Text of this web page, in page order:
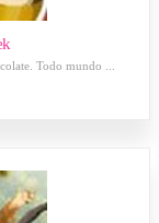
Todo mundo ...